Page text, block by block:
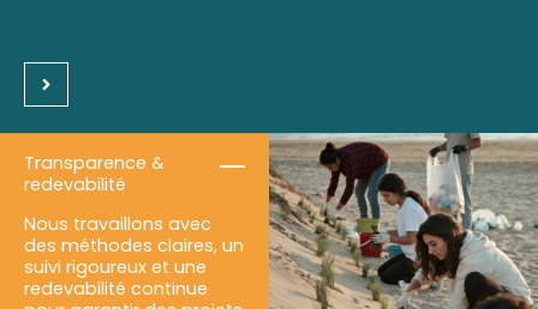
Transparence &
redevabilité
Nous travaillons avec
des méthodes claires, un
suivi rigoureux et une
redevabilité continue